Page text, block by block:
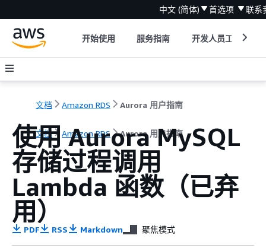
中文 (简体) 首选项 联系
开始使用 服务指南 开发人员工具
文档 Amazon RDS Aurora 用户指南
文档 Amazon RDS Aurora 用户指南
使用 Aurora MySQL
存储过程调用
Lambda 函数（已弃
用）
PDF RSS Markdown 聚焦模式